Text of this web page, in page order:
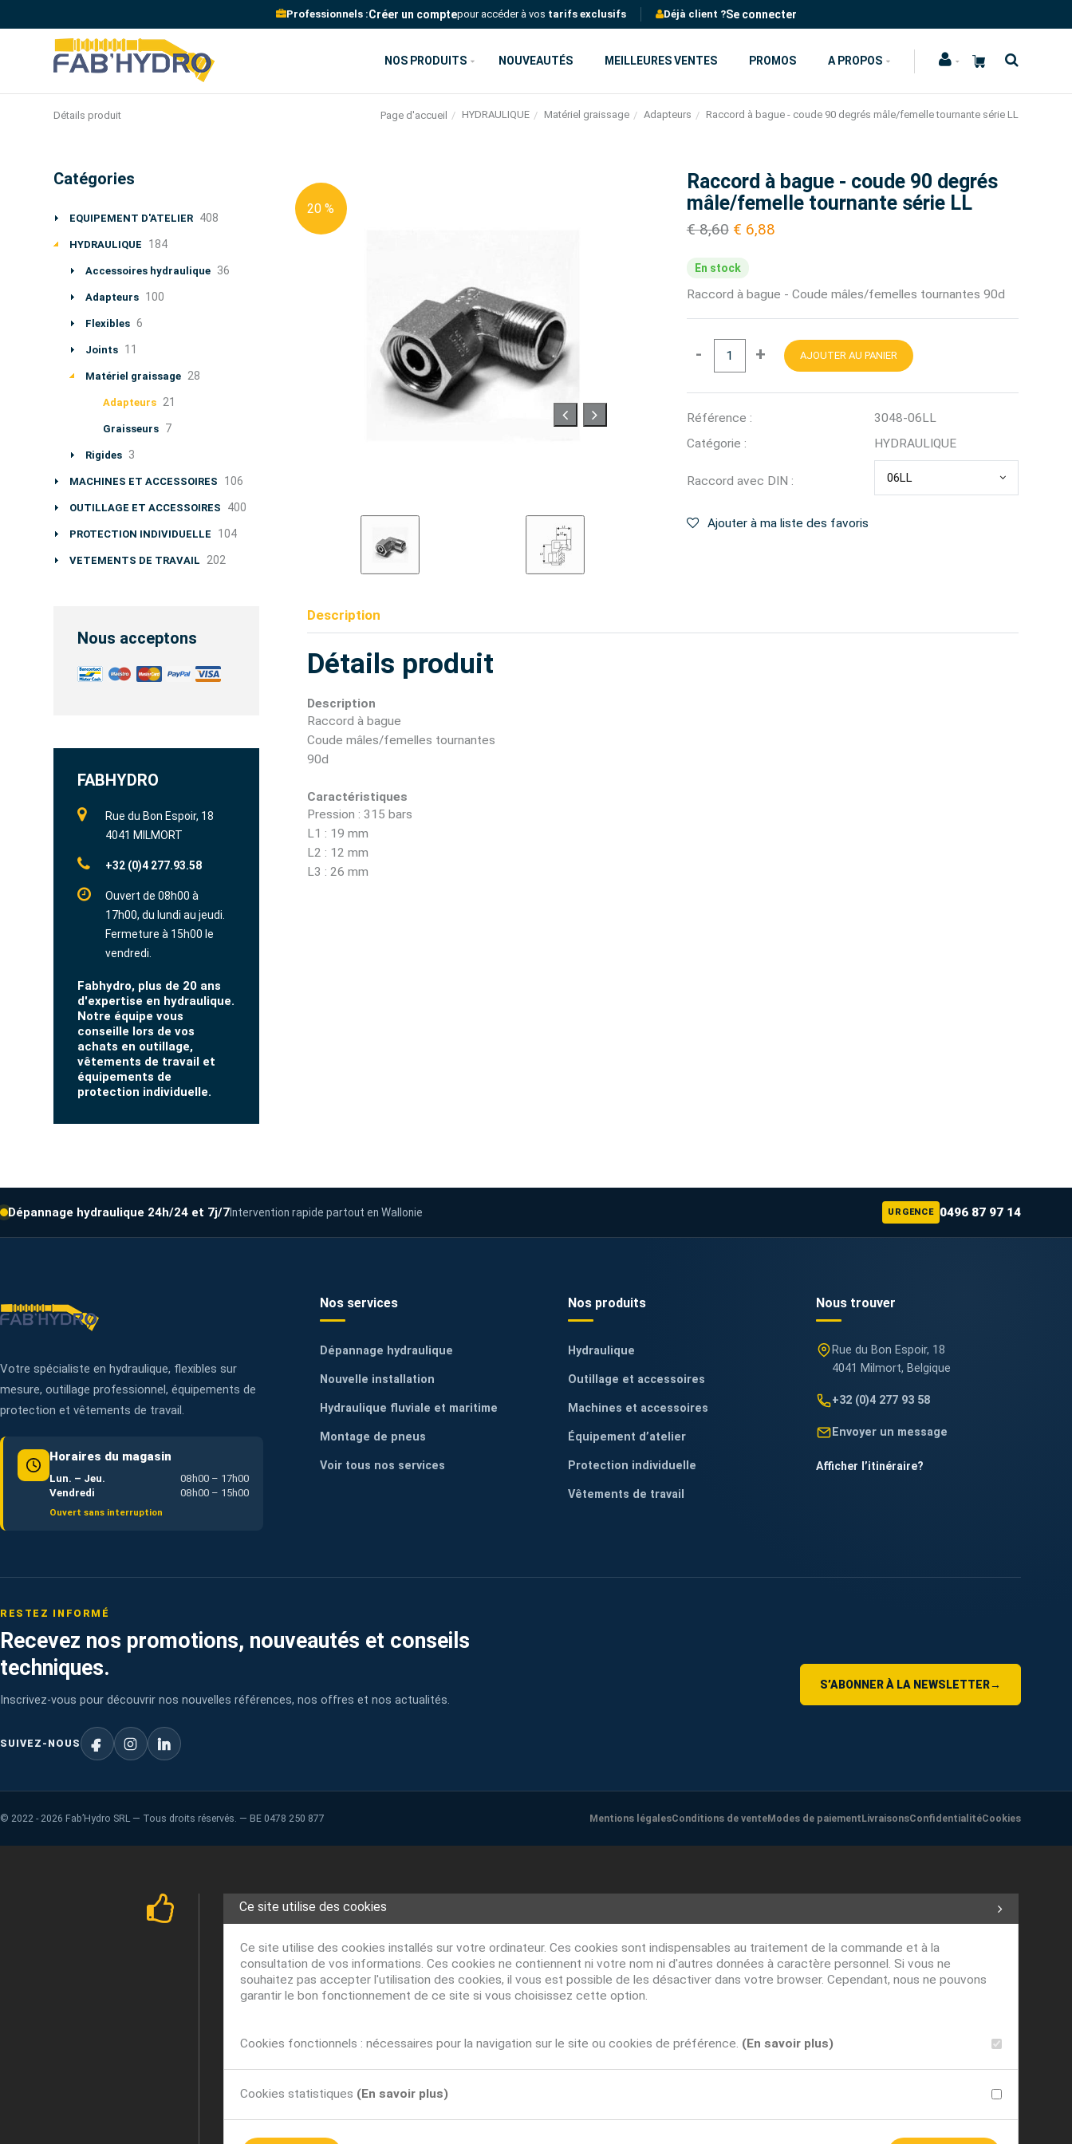
Professionnels :Créer un comptepour accéder à vos tarifs exclusifs Déjà client ?Se connecter
NOS PRODUITS NOUVEAUTÉS MEILLEURES VENTES PROMOS A PROPOS
Détails produit Page d'accueil HYDRAULIQUE Matériel graissage Adapteurs Raccord à bague - coude 90 degrés mâle/femelle tournante série LL
20 %
Raccord à bague - coude 90 degrés
mâle/femelle tournante série LL
€ 8,60 € 6,88
En stock
Raccord à bague - Coude mâles/femelles tournantes 90d
- + AJOUTER AU PANIER
Référence :
3048-06LL
Catégorie :
HYDRAULIQUE
Raccord avec DIN : 06LL
Ajouter à ma liste des favoris
Description
Détails produit
Description
Raccord à bague
Coude mâles/femelles tournantes
90d
Caractéristiques
Pression : 315 bars
L1 : 19 mm
L2 : 12 mm
L3 : 26 mm
Catégories
EQUIPEMENT D'ATELIER 408
HYDRAULIQUE 184
Accessoires hydraulique 36
Adapteurs 100
Flexibles 6
Joints 11
Matériel graissage 28
Adapteurs 21
Graisseurs 7
Rigides 3
MACHINES ET ACCESSOIRES 106
OUTILLAGE ET ACCESSOIRES 400
PROTECTION INDIVIDUELLE 104
VETEMENTS DE TRAVAIL 202
Nous acceptons
FABHYDRO
Rue du Bon Espoir, 18
4041 MILMORT
+32 (0)4 277.93.58
Ouvert de 08h00 à
17h00, du lundi au jeudi.
Fermeture à 15h00 le
vendredi.
Fabhydro, plus de 20 ans
d'expertise en hydraulique.
Notre équipe vous
conseille lors de vos
achats en outillage,
vêtements de travail et
équipements de
protection individuelle.
Dépannage hydraulique 24h/24 et 7j/7Intervention rapide partout en Wallonie URGENCE 0496 87 97 14
Votre spécialiste en hydraulique, flexibles sur
mesure, outillage professionnel, équipements de
protection et vêtements de travail.
Horaires du magasin
Lun. – Jeu.
08h00 – 17h00
Vendredi
08h00 – 15h00
Ouvert sans interruption
Nos services
Dépannage hydraulique
Nouvelle installation
Hydraulique fluviale et maritime
Montage de pneus
Voir tous nos services
Nos produits
Hydraulique
Outillage et accessoires
Machines et accessoires
Équipement d’atelier
Protection individuelle
Vêtements de travail
Nous trouver
Rue du Bon Espoir, 18
4041 Milmort, Belgique
+32 (0)4 277 93 58
Envoyer un message
Afficher l’itinéraire?
RESTEZ INFORMÉ
Recevez nos promotions, nouveautés et conseils
techniques.
Inscrivez-vous pour découvrir nos nouvelles références, nos offres et nos actualités.
SUIVEZ-NOUS
S’ABONNER À LA NEWSLETTER→
© 2022 - 2026 Fab’Hydro SRL — Tous droits réservés. — BE 0478 250 877 Mentions légalesConditions de venteModes de paiementLivraisonsConfidentialitéCookies
Ce site utilise des cookies
Ce site utilise des cookies installés sur votre ordinateur. Ces cookies sont indispensables au traitement de la commande et à la
consultation de vos informations. Ces cookies ne contiennent ni votre nom ni d'autres données à caractère personnel. Si vous ne
souhaitez pas accepter l'utilisation des cookies, il vous est possible de les désactiver dans votre browser. Cependant, nous ne pouvons
garantir le bon fonctionnement de ce site si vous choisissez cette option.
Cookies fonctionnels : nécessaires pour la navigation sur le site ou cookies de préférence. (En savoir plus)
Cookies statistiques (En savoir plus)